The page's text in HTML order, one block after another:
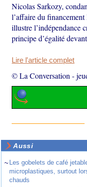
Nicolas Sarkozy,
l’affaire du
illustre l’indépendance
principe d’égalité
Lire l'article complet
© La Conversation -
Aussi
~ Les gobelets de café
microplastiques, surtout
chauds